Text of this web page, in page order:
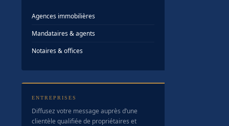
Agences immobilières
Mandataires & agents
Notaires & offices
ENTREPRISES
Diffusez votre message auprès d’une
clientèle qualifiée de propriétaires et